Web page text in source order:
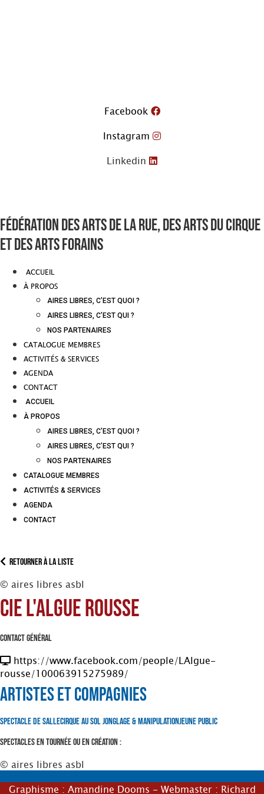
Facebook
Instagram
Linkedin
Fédération des arts de la rue, des arts du cirque
et des arts forains
ACCUEIL
À PROPOS
AIRES LIBRES, C’EST QUOI ?
AIRES LIBRES, C’EST QUI ?
NOS PARTENAIRES
CATALOGUE MEMBRES
ACTIVITÉS & SERVICES
AGENDA
CONTACT
ACCUEIL
À PROPOS
AIRES LIBRES, C’EST QUOI ?
AIRES LIBRES, C’EST QUI ?
NOS PARTENAIRES
CATALOGUE MEMBRES
ACTIVITÉS & SERVICES
AGENDA
CONTACT
Retourner à la liste
© aires libres asbl
Cie L'Algue rousse
Contact Général
https://www.facebook.com/people/LAlgue-
rousse/100063915275989/
Artistes et Compagnies
Spectacle de SalleCirque au SolJonglage & ManipulationJeune Public
Spectacles en tournée ou en création :
© aires libres asbl
Graphisme : Amandine Dooms - Webmaster : Richard